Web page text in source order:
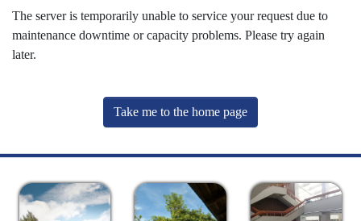
The server is temporarily unable to service your request due to
maintenance downtime or capacity problems. Please try again
later.
Take me to the home page